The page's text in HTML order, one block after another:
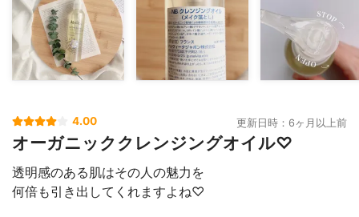
4.00 更新日時：6ヶ月以上前
オーガニッククレンジングオイル♡
透明感のある肌はその人の魅力を
何倍も引き出してくれますよね♡